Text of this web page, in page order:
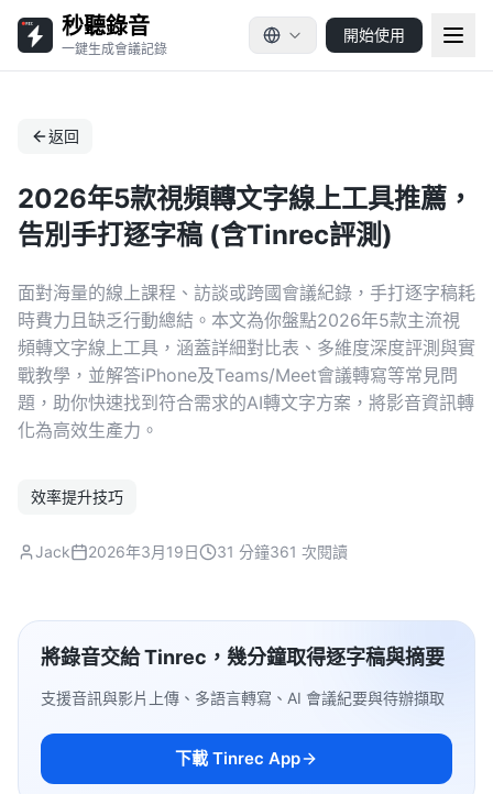
秒聽錄音
一鍵生成會議記錄
開始使用
返回
2026年5款視頻轉文字線上工具推薦，
告別手打逐字稿 (含Tinrec評測)
面對海量的線上課程、訪談或跨國會議紀錄，手打逐字稿耗
時費力且缺乏行動總結。本文為你盤點2026年5款主流視
頻轉文字線上工具，涵蓋詳細對比表、多維度深度評測與實
戰教學，並解答iPhone及Teams/Meet會議轉寫等常見問
題，助你快速找到符合需求的AI轉文字方案，將影音資訊轉
化為高效生產力。
效率提升技巧
Jack 2026年3月19日 31 分鐘361 次閱讀
將錄音交給 Tinrec，幾分鐘取得逐字稿與摘要
支援音訊與影片上傳、多語言轉寫、AI 會議紀要與待辦擷取
下載 Tinrec App